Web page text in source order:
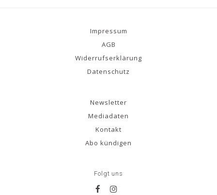
Impressum
AGB
Widerrufserklärung
Datenschutz
Newsletter
Mediadaten
Kontakt
Abo kündigen
Folgt uns